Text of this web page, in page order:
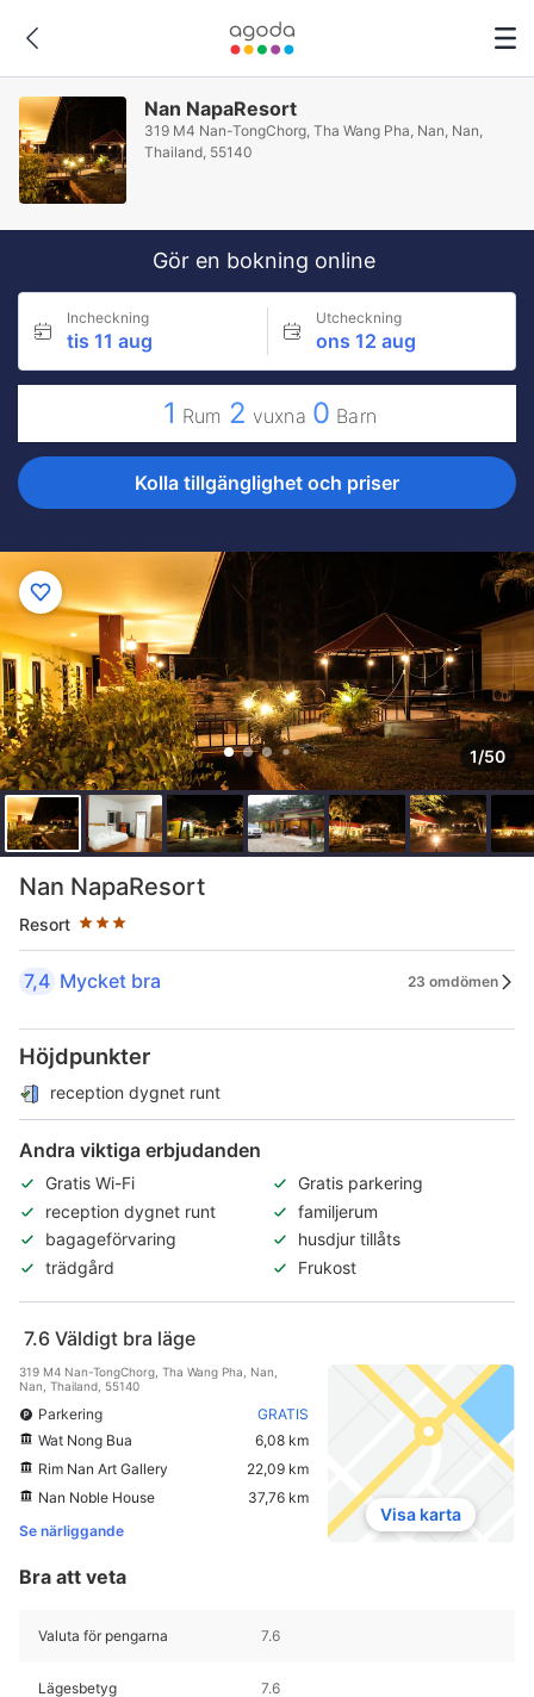
Nan NapaResort
319 M4 Nan-TongChorg, Tha Wang Pha, Nan, Nan,
Thailand, 55140
Gör en bokning online
Incheckning
tis 11 aug
Utcheckning
ons 12 aug
1 Rum 2 vuxna 0 Barn
Kolla tillgänglighet och priser
1/50
Nan NapaResort
Resort
Stjärnklassificering: 3 stjärnor
7,4 Mycket bra 23 omdömen
Höjdpunkter
reception dygnet runt
Andra viktiga erbjudanden
Gratis Wi-Fi
Gratis parkering
reception dygnet runt
familjerum
bagageförvaring
husdjur tillåts
trädgård
Frukost
7.6 Väldigt bra läge
319 M4 Nan-TongChorg, Tha Wang Pha, Nan,
Nan, Thailand, 55140
Parkering
GRATIS
Wat Nong Bua
6,08 km
Rim Nan Art Gallery
22,09 km
Nan Noble House
37,76 km
Se närliggande
Visa karta
Bra att veta
Valuta för pengarna 7.6
Lägesbetyg 7.6